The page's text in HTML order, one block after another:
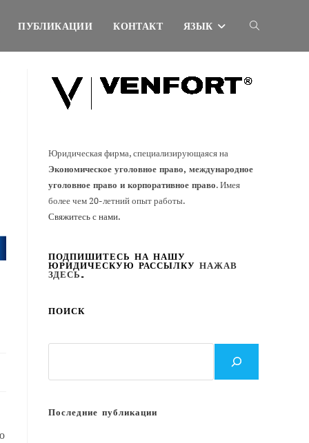
ПУБЛИКАЦИИ КОНТАКТ ЯЗЫК Переключить
поиск
Юридическая фирма, специализирующаяся на
Экономическое уголовное право, международное
уголовное право и корпоративное право. Имея
более чем 20-летний опыт работы.
Свяжитесь с нами.
ПОДПИШИТЕСЬ НА НАШУ
ЮРИДИЧЕСКУЮ РАССЫЛКУ НАЖАВ
ЗДЕСЬ .
ПОИСК
Последние публикации